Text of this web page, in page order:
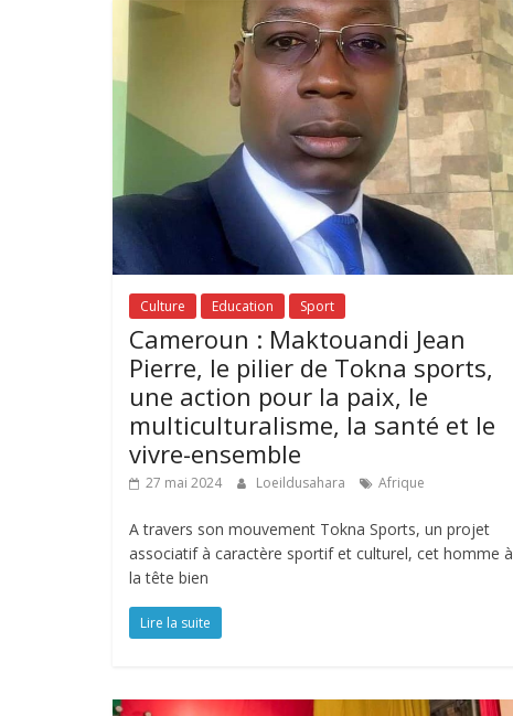
Culture Education Sport
Cameroun : Maktouandi Jean
Pierre, le pilier de Tokna sports,
une action pour la paix, le
multiculturalisme, la santé et le
vivre-ensemble
27 mai 2024 Loeildusahara Afrique
A travers son mouvement Tokna Sports, un projet
associatif à caractère sportif et culturel, cet homme à
la tête bien
Lire la suite